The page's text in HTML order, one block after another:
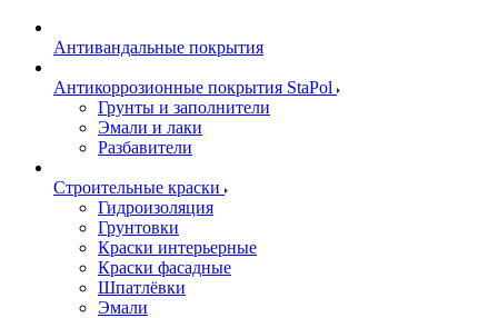
Антивандальные покрытия
Антикоррозионные покрытия StaPol
Грунты и заполнители
Эмали и лаки
Разбавители
Строительные краски
Гидроизоляция
Грунтовки
Краски интерьерные
Краски фасадные
Шпатлёвки
Эмали